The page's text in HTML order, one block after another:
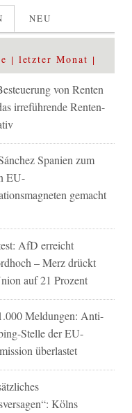
NEU
letzter Monat
von Renten
irreführende Renten-
Spanien zum
EU-
gemacht
AfD erreicht
– Merz drückt
auf 21 Prozent
Meldungen: Anti-
Stelle der EU-
überlastet
Kölns